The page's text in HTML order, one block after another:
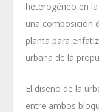
heterogéneo en
una composición
planta para
urbana de la
El diseño de la
entre ambos